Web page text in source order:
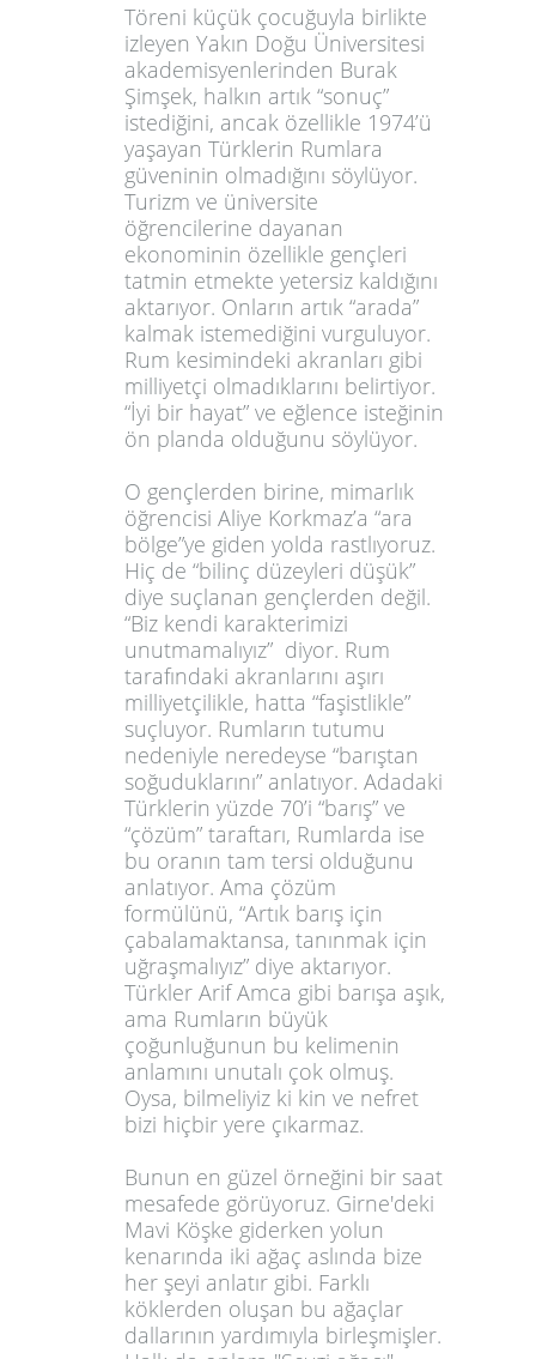
Töreni küçük çocuğuyla birlikte
izleyen Yakın Doğu Üniversitesi
akademisyenlerinden Burak
Şimşek, halkın artık “sonuç”
istediğini, ancak özellikle 1974’ü
yaşayan Türklerin Rumlara
güveninin olmadığını söylüyor.
Turizm ve üniversite
öğrencilerine dayanan
ekonominin özellikle gençleri
tatmin etmekte yetersiz kaldığını
aktarıyor. Onların artık “arada”
kalmak istemediğini vurguluyor.
Rum kesimindeki akranları gibi
milliyetçi olmadıklarını belirtiyor.
“İyi bir hayat” ve eğlence isteğinin
ön planda olduğunu söylüyor.
O gençlerden birine, mimarlık
öğrencisi Aliye Korkmaz’a “ara
bölge”ye giden yolda rastlıyoruz.
Hiç de “bilinç düzeyleri düşük”
diye suçlanan gençlerden değil.
“Biz kendi karakterimizi
unutmamalıyız” diyor. Rum
tarafındaki akranlarını aşırı
milliyetçilikle, hatta “faşistlikle”
suçluyor. Rumların tutumu
nedeniyle neredeyse “barıştan
soğuduklarını” anlatıyor. Adadaki
Türklerin yüzde 70’i “barış” ve
“çözüm” taraftarı, Rumlarda ise
bu oranın tam tersi olduğunu
anlatıyor. Ama çözüm
formülünü, “Artık barış için
çabalamaktansa, tanınmak için
uğraşmalıyız” diye aktarıyor.
Türkler Arif Amca gibi barışa aşık,
ama Rumların büyük
çoğunluğunun bu kelimenin
anlamını unutalı çok olmuş.
Oysa, bilmeliyiz ki kin ve nefret
bizi hiçbir yere çıkarmaz.
Bunun en güzel örneğini bir saat
mesafede görüyoruz. Girne'deki
Mavi Köşke giderken yolun
kenarında iki ağaç aslında bize
her şeyi anlatır gibi. Farklı
köklerden oluşan bu ağaçlar
dallarının yardımıyla birleşmişler.